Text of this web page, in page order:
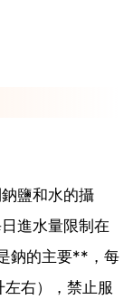
鹽和水的攝
進水量限制在
鈉的主要**，每
右），禁止服